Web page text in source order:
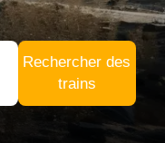
Rechercher des
trains